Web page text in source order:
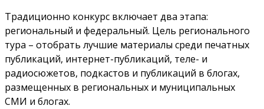
Традиционно конкурс включает два этапа:
региональный и федеральный. Цель регионального
тура – отобрать лучшие материалы среди печатных
публикаций, интернет-публикаций, теле- и
радиосюжетов, подкастов и публикаций в блогах,
размещенных в региональных и муниципальных
СМИ и блогах.